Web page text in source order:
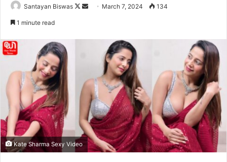
Santayan Biswas
F
o e
m
a
i
l
March 7, 2024 134
1 minute read
Kate Sharma Sexy Video